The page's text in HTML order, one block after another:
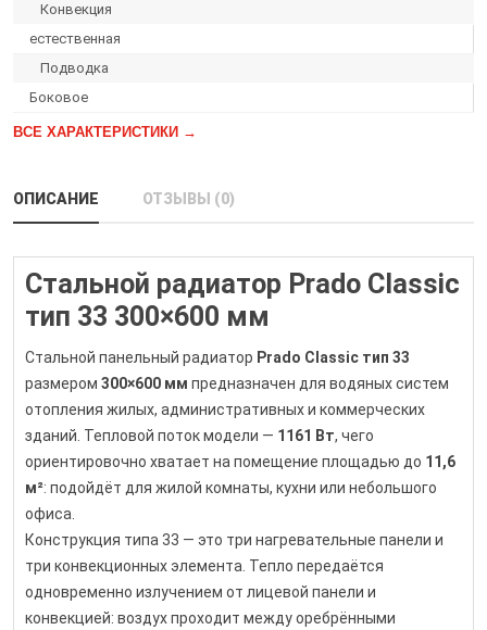
Конвекция
естественная
Подводка
Боковое
ВСЕ ХАРАКТЕРИСТИКИ →
ОПИСАНИЕ ОТЗЫВЫ (0)
Стальной радиатор Prado Classic
тип 33 300×600 мм
Стальной панельный радиатор Prado Classic тип 33
размером 300×600 мм предназначен для водяных систем
отопления жилых, административных и коммерческих
зданий. Тепловой поток модели — 1161 Вт, чего
ориентировочно хватает на помещение площадью до 11,6
м²: подойдёт для жилой комнаты, кухни или небольшого
офиса.
Конструкция типа 33 — это три нагревательные панели и
три конвекционных элемента. Тепло передаётся
одновременно излучением от лицевой панели и
конвекцией: воздух проходит между оребрёнными